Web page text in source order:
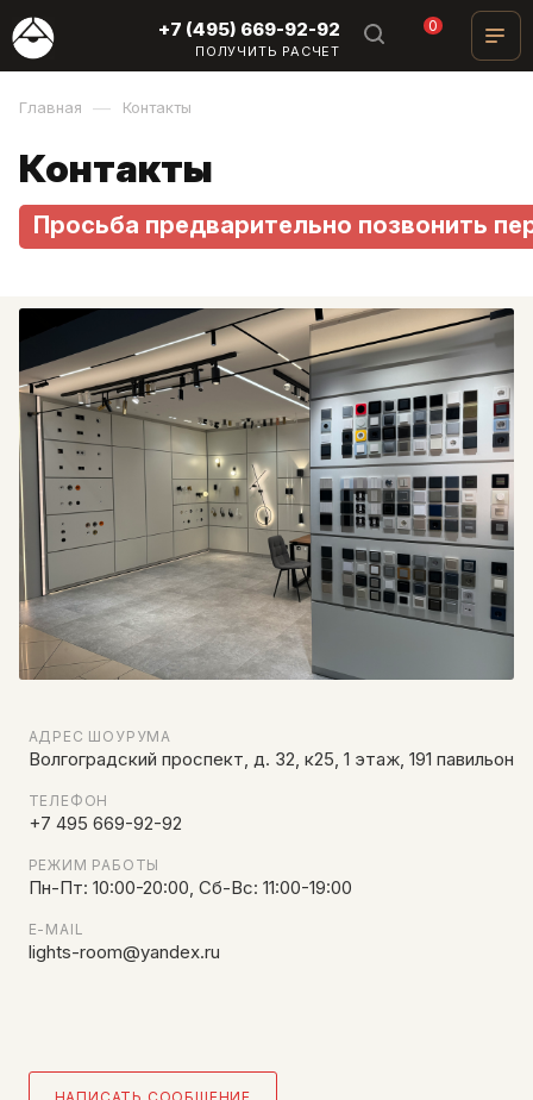
0
+7 (495) 669-92-92
ПОЛУЧИТЬ РАСЧЕТ
Главная — Контакты
Контакты
Просьба предварительно позвонить
АДРЕС ШОУРУМА
Волгоградский проспект, д. 32, к25, 1 этаж, 191 павильон
ТЕЛЕФОН
+7 495 669-92-92
РЕЖИМ РАБОТЫ
Пн-Пт: 10:00-20:00, Сб-Вс: 11:00-19:00
E-MAIL
lights-room@yandex.ru